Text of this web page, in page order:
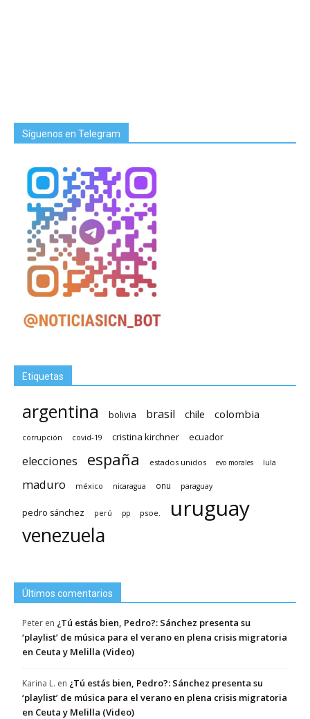
Síguenos en Telegram
Etiquetas
argentina bolivia brasil chile colombia
corrupción covid-19 cristina kirchner ecuador
elecciones españa estados unidos evo morales lula
maduro méxico nicaragua onu paraguay
pedro sánchez perú pp psoe. uruguay
venezuela
Últimos comentarios
Peter en ¿Tú estás bien, Pedro?: Sánchez presenta su
‘playlist’ de música para el verano en plena crisis migratoria
en Ceuta y Melilla (Video)
Karina L. en ¿Tú estás bien, Pedro?: Sánchez presenta su
‘playlist’ de música para el verano en plena crisis migratoria
en Ceuta y Melilla (Video)